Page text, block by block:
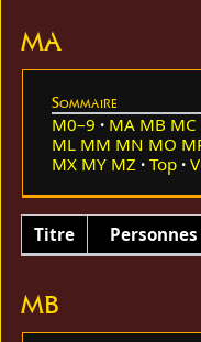
MA
Sommaire
M0–9 MA MB MC
ML MM MN MO
MX MY MZ Top
Titre
MB